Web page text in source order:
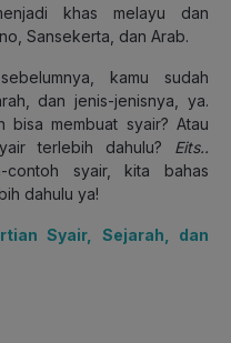
khas melayu dan
Sansekerta, dan Arab.
kamu sudah
dan jenis-jenisnya, ya.
bisa membuat syair? Atau
terlebih dahulu? Eits..
contoh syair, kita bahas
dahulu ya!
Syair, Sejarah, dan